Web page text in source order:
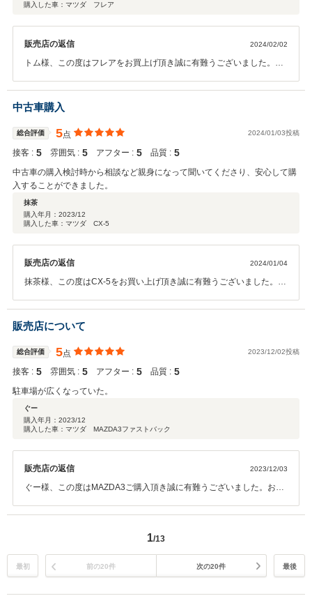
購入した車：マツダ フレア
販売店の返信 2024/02/02
トム様、この度はフレアをお買上げ頂き誠に有難うございました。ま
とは長いお付き合いを頂ければ幸いでございます。店舗スタッフ全員
で対応して参りますので、よろしくお願い致します。東海マツダ販売
株式会社 豊川店 スタッフ一同
中古車購入
総合評価 5点 2024/01/03投稿
接客 : 5 雰囲気 : 5 アフター : 5 品質 : 5
中古車の購入検討時から相談など親身になって聞いてくださり、安心して購
入することができました。
抹茶
購入年月： 2023/12
購入した車：マツダ CX-5
販売店の返信 2024/01/04
抹茶様、この度はCX-5をお買い上げ頂き誠に有難うございました。ま
謝申し上げます。今後も店舗スタッフ全員で対応致してまいりますの
で当店との永いお付き合いを是非よろしくお願いします。 東海マツ
販売店について
総合評価 5点 2023/12/02投稿
接客 : 5 雰囲気 : 5 アフター : 5 品質 : 5
駐車場が広くなっていた。
ぐー
購入年月： 2023/12
購入した車：マツダ MAZDA3ファストバック
販売店の返信 2023/12/03
ぐー様、この度はMAZDA3ご購入頂き誠に有難うございました。お客
快適にご利用できるようになったと思います。高い評価を頂きました
もご満足頂ける様、店舗スタッフ全員でアフターサービスに尽力しま
すのでご利用お願い致します。 東海マツダ販売株式会社 豊川店
スタッフ一同
1/13
最初 前の20件 次の20件 最後